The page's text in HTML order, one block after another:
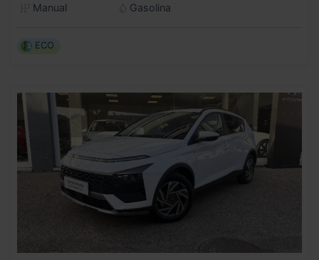
Manual
Gasolina
ECO